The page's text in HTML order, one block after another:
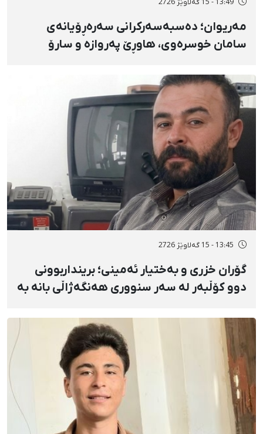
13:49 - 15 گەلاوێژ 2726
مەریوان؛ دەسبەسەرکرانی سەرەڕۆیانەی
سامان خوسرەوی، هاوڕێ پەروازە و سارۆ
گواستنەوەیان بۆ شوێنێکی نادیار
13:45 - 15 گەلاوێژ 2726
گۆران خزری و بەختیار ئەمینی؛ برینداربوونی
دوو کۆڵبەر لە سەر سنووری هەنگەژاڵی بانه بە
تەقینەوەی مین